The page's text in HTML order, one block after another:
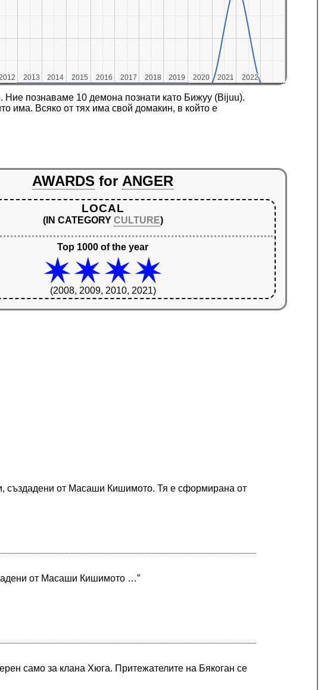
2013
2013 2014
2014 2015
2015 2016
2016 2017
2017 2018
2018 2019
2019 2020
2020 2021
2021 2022
2022
познаваме 10 демона познати като Бижуу (Bijuu).
има. Всяко от тях има свой домакин, в който е
AWARDS for ANGER
LOCAL
(IN CATEGORY CULTURE)
Top 1000 of the year
(2008, 2009, 2010, 2021)
създадени от Масаши Кишимото. Тя е сформирана от
от Масаши Кишимото …”
само за клана Хюга. Притежателите на Бякоган се